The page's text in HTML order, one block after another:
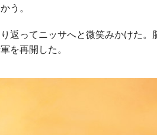
う。
返ってニッサへと微笑みかけた。
を再開した。